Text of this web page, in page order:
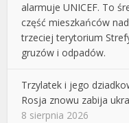
alarmuje UNICEF. To
część mieszkańców
trzeciej terytorium
gruzów i odpadów.
Trzylatek i jego
Rosja znowu zabija
8 sierpnia 2026